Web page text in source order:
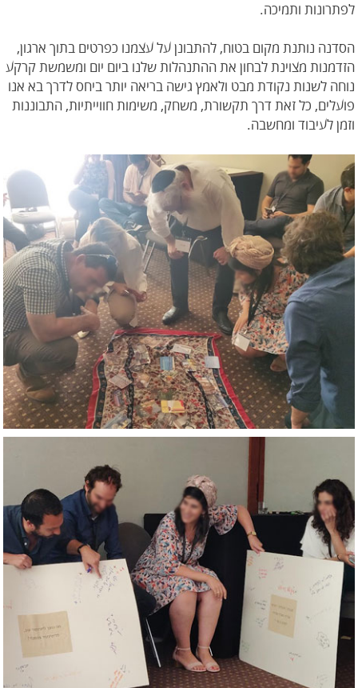
לפתרונות ותמיכה.
הסדנה נותנת מקום בטוח, להתבונן על עצמנו כפרטים בתוך ארגון,
הזדמנות מצוינת לבחון את ההתנהלות שלנו ביום יום ומשמשת קרקע
נוחה לשנות נקודת מבט ולאמץ גישה בריאה יותר ביחס לדרך בא אנו
פועלים, כל זאת דרך תקשורת, משחק, משימות חווייתיות, התבוננות
וזמן לעיבוד ומחשבה.